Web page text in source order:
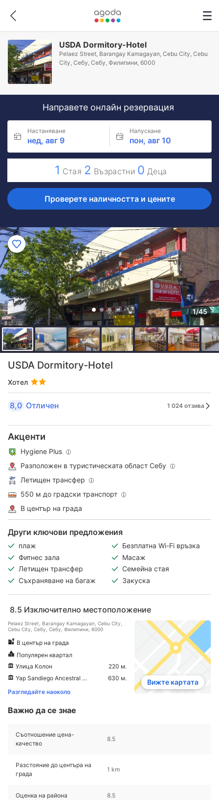
USDA Dormitory-Hotel
Pelaez Street, Barangay Kamagayan, Cebu City, Cebu
City, Себу, Себу, Филипини, 6000
Направете онлайн резервация
Настаняване
нед, авг 9
Напускане
пон, авг 10
1 Стая 2 Възрастни 0 Деца
Проверете наличността и цените
1/45
USDA Dormitory-Hotel
Хотел
8,0 Отличен 1 024 отзива
Акценти
Hygiene Plus
Разположен в туристическата област Себу
Летищен трансфер
550 м до градски транспорт
В център на града
Други ключови предложения
плаж
Безплатна Wi-Fi връзка
Фитнес зала
Масаж
Летищен трансфер
Семейна стая
Съхраняване на багаж
Закуска
8.5 Изключително местоположение
Pelaez Street, Barangay Kamagayan, Cebu City,
Cebu City, Себу, Себу, Филипини, 6000
В център на града
Популярен квартал
Улица Колон
220 м.
Yap Sandiego Ancestral House
630 м.
Разгледайте наоколо
Вижте картата
Важно да се знае
Съотношение цена-
качество
8.5
Разстояние до центъра на
града
1 km
Оценка на района 8.5